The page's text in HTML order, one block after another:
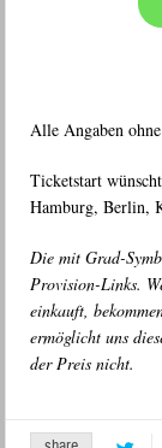
Alle Angaben
Ticketstart
Hamburg, Berlin,
Die mit Grad-
Provision-Links.
einkauft,
ermöglicht uns
der Preis nicht.